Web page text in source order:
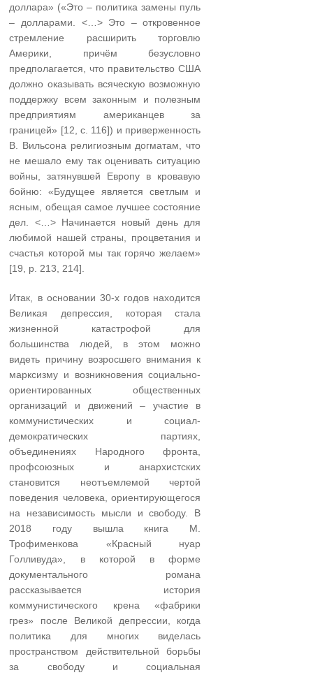
доллара» («Это – политика замены пуль
– долларами. <…> Это – откровенное
стремление расширить торговлю
Америки, причём безусловно
предполагается, что правительство США
должно оказывать всяческую возможную
поддержку всем законным и полезным
предприятиям американцев за
границей» [12, с. 116]) и приверженность
В. Вильсона религиозным догматам, что
не мешало ему так оценивать ситуацию
войны, затянувшей Европу в кровавую
бойню: «Будущее является светлым и
ясным, обещая самое лучшее состояние
дел. <…> Начинается новый день для
любимой нашей страны, процветания и
счастья которой мы так горячо желаем»
[19, р. 213, 214].
Итак, в основании 30-х годов находится
Великая депрессия, которая стала
жизненной катастрофой для
большинства людей, в этом можно
видеть причину возросшего внимания к
марксизму и возникновения социально-
ориентированных общественных
организаций и движений – участие в
коммунистических и социал-
демократических партиях,
объединениях Народного фронта,
профсоюзных и анархистских
становится неотъемлемой чертой
поведения человека, ориентирующегося
на независимость мысли и свободу. В
2018 году вышла книга М.
Трофименкова «Красный нуар
Голливуда», в которой в форме
документального романа
рассказывается история
коммунистического крена «фабрики
грез» после Великой депрессии, когда
политика для многих виделась
пространством действительной борьбы
за свободу и социальная